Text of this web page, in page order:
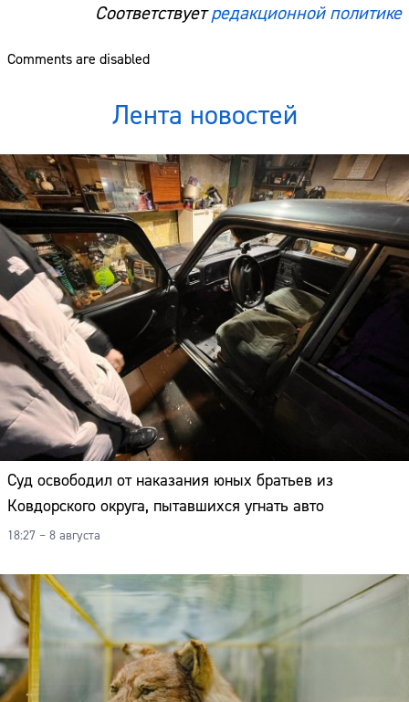
Соответствуетредакционной политике
Comments are disabled
Лента новостей
Суд освободил от наказания юных братьев из
Ковдорского округа, пытавшихся угнать авто
18:27 – 8 августа